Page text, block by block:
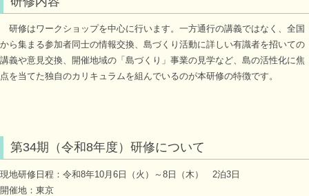
研修はワークショップを中心に行います。一方通行の講義ではなく、全国
から集まる参加者同士の情報交換、島づくり活動に詳しい有識者を招いての
講義や意見交換、開催地域の「島づくり」事業の見学など、島の活性化に焦
点を当てた独自のカリキュラムを組んでいるのが本研修の特徴です。
第34期（令和8年度）研修について
現地研修日程：令和8年10月6日（火）～8日（木） 2泊3日
開催地：東京